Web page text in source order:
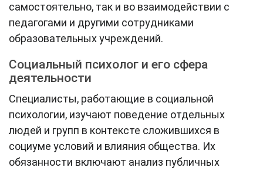
самостоятельно, так и во взаимодействии с
педагогами и другими сотрудниками
образовательных учреждений.
Социальный психолог и его сфера
деятельности
Специалисты, работающие в социальной
психологии, изучают поведение отдельных
людей и групп в контексте сложившихся в
социуме условий и влияния общества. Их
обязанности включают анализ публичных